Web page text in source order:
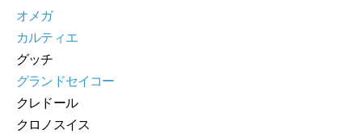
オメガ
カルティエ
グッチ
グランドセイコー
クレドール
クロノスイス